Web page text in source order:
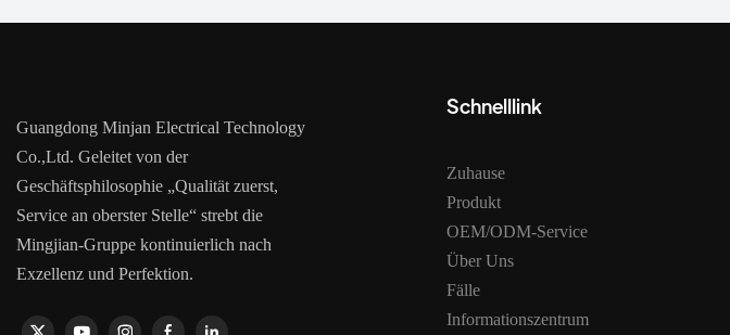
Guangdong Minjan Electrical Technology
Co.,Ltd. Geleitet von der
Geschäftsphilosophie „Qualität zuerst,
Service an oberster Stelle“ strebt die
Mingjian-Gruppe kontinuierlich nach
Exzellenz und Perfektion.
Schnelllink
Zuhause
Produkt
OEM/ODM-Service
Über Uns
Fälle
Informationszentrum